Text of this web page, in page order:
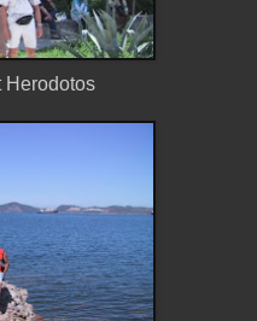
Herodotos